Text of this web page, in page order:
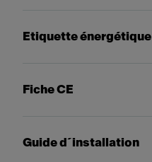
Etiquette énergétique
Fiche CE
Guide d´installation